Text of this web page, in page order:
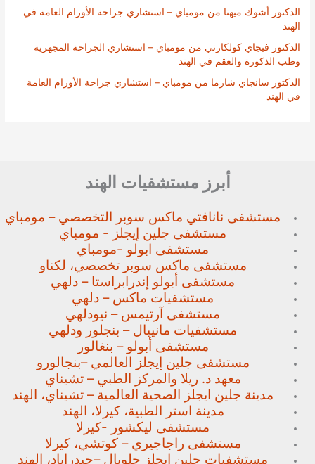
الدكتور أشوك ميهتا من مومباي – استشاري جراحة الأورام العامة في
الهند
الدكتور فيجاي كولكارني من مومباي – استشاري الجراحة المجهرية
وطب الذكورة والعقم في الهند
الدكتور سانجاي شارما من مومباي – استشاري جراحة الأورام العامة
في الهند
أبرز مستشفيات الهند
مستشفى نانافتي ماكس سوبر التخصصي – مومباي
مستشفى جلين إيجلز - مومباي
مستشفى ابولو -مومباي
مستشفى ماكس سوبر تخصصي، لكناو
مستشفى أبولو إندرابراستا – دلهي
مستشفيات ماكس – دلهي
مستشفى آرتيمس – نيودلهي
مستشفيات مانيبال – بنجلور ودلهي
مستشفى أبولو – بنغالور
مستشفى جلين إيجلز العالمي –بنجالورو
معهد د. ريلا والمركز الطبي – تشيناي
مدينة جلين ايجلز الصحية العالمية – تشيناي، الهند
مدينة استر الطبية، كيرلا، الهند
مستشفى ليكشور -كيرلا
مستشفى راجاجيري – كوتشي، كيرلا
مستشفيات جلين إيجلز جلوبال –حيدراباد، الهند